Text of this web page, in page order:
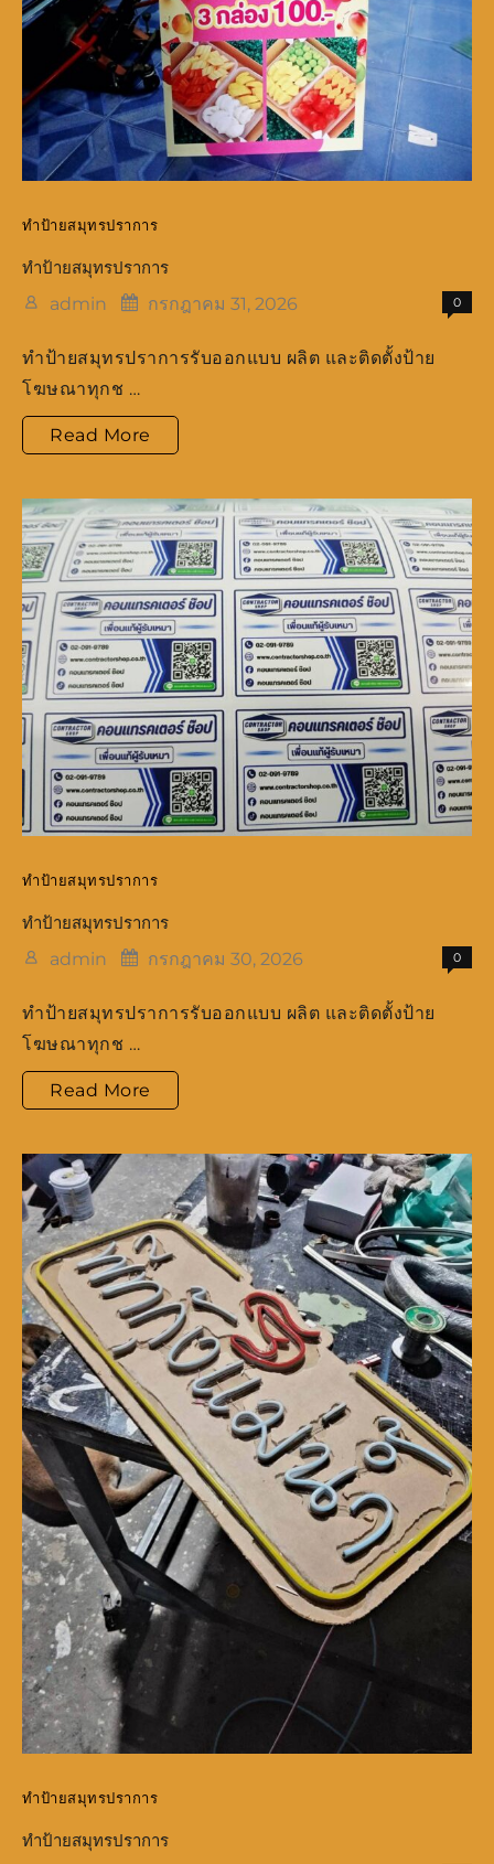
ทำป้ายสมุทรปราการ
ทำป้ายสมุทรปราการ
admin
กรกฎาคม 31, 2026 0
ทำป้ายสมุทรปราการรับออกแบบ ผลิต และติดตั้งป้าย
โฆษณาทุกช …
ทำ
สมุทรปราการ
Read More
ทำป้ายสมุทรปราการ
ทำป้ายสมุทรปราการ
admin
กรกฎาคม 30, 2026 0
ทำป้ายสมุทรปราการรับออกแบบ ผลิต และติดตั้งป้าย
โฆษณาทุกช …
ทำ
สมุทรปราการ
Read More
ทำป้ายสมุทรปราการ
ทำป้ายสมุทรปราการ